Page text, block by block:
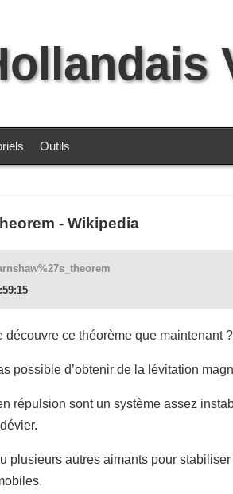
Outils
- Wikipedia
découvre ce théorème que maintenant ?
possible d’obtenir de la lévitation
répulsion sont un système assez
plusieurs autres aimants pour